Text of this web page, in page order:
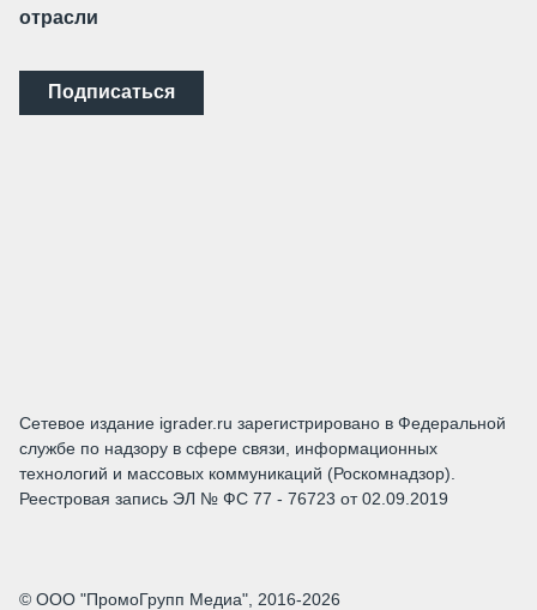
отрасли
Подписаться
Сетевое издание igrader.ru зарегистрировано в Федеральной
службе по надзору в сфере связи, информационных
технологий и массовых коммуникаций (Роскомнадзор).
Реестровая запись ЭЛ № ФС 77 - 76723 от 02.09.2019
© ООО "ПромоГрупп Медиа", 2016-2026